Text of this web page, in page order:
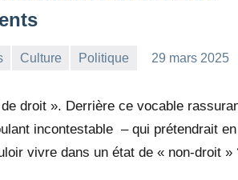
Culture Politique
29 mars 2025
de droit ». Derrière ce vocable
incontestable – qui prétendrait en
vivre dans un état de « non-droit »